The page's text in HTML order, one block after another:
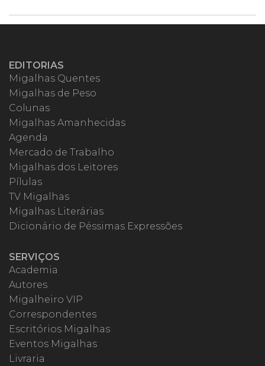
EDITORIAS
Migalhas Quentes
Migalhas de Peso
Colunas
Migalhas Amanhecidas
Agenda
Mercado de Trabalho
Migalhas dos Leitores
Pílulas
TV Migalhas
Migalhas Literárias
Dicionário de Péssimas Expressões
SERVIÇOS
Academia
Autores
Migalheiro VIP
Correspondentes
Escritórios Migalhas
Eventos Migalhas
Livraria